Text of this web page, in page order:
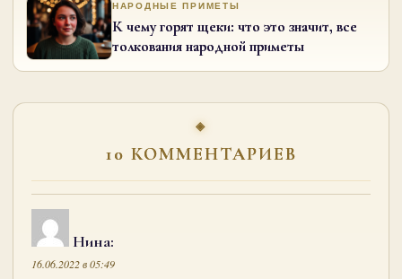
НАРОДНЫЕ ПРИМЕТЫ
К чему горят щеки: что это значит, все
толкования народной приметы
10 КОММЕНТАРИЕВ
Нина:
16.06.2022 в 05:49